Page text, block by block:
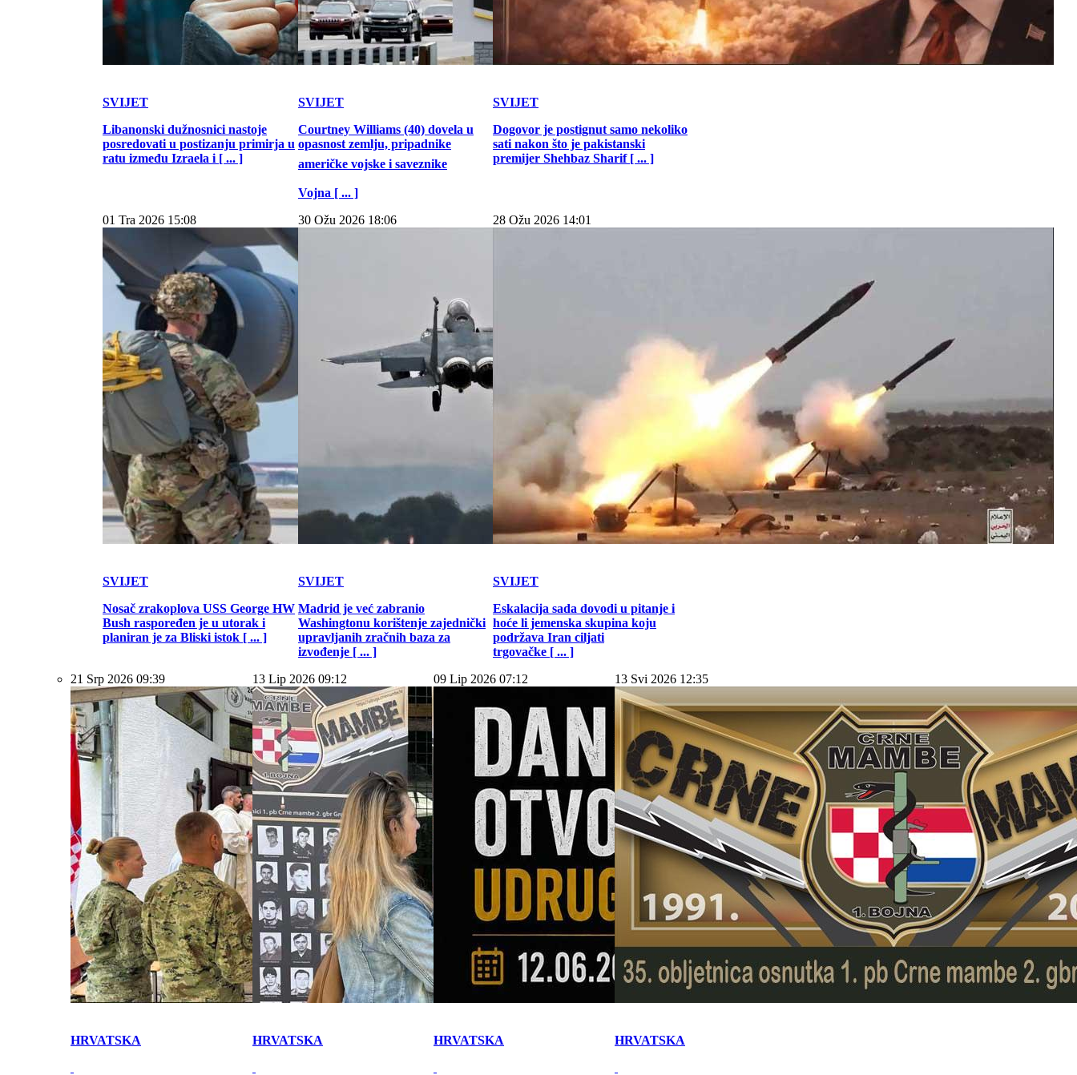
SVIJET
Libanonski dužnosnici nastoje
posredovati u postizanju primirja u
ratu između Izraela i [ ... ]
SVIJET
Courtney Williams (40) dovela u
opasnost zemlju, pripadnike
američke vojske i saveznike
Vojna [ ... ]
SVIJET
Dogovor je postignut samo nekoliko
sati nakon što je pakistanski
premijer Shehbaz Sharif [ ... ]
01 Tra 2026 15:08
SVIJET
Nosač zrakoplova USS George HW
Bush raspoređen je u utorak i
planiran je za Bliski istok [ ... ]
30 Ožu 2026 18:06
SVIJET
Madrid je već zabranio
Washingtonu korištenje zajednički
upravljanih zračnih baza za
izvođenje [ ... ]
28 Ožu 2026 14:01
SVIJET
Eskalacija sada dovodi u pitanje i
hoće li jemenska skupina koju
podržava Iran ciljati
trgovačke [ ... ]
21 Srp 2026 09:39
HRVATSKA
13 Lip 2026 09:12
HRVATSKA
09 Lip 2026 07:12
HRVATSKA
13 Svi 2026 12:35
HRVATSKA